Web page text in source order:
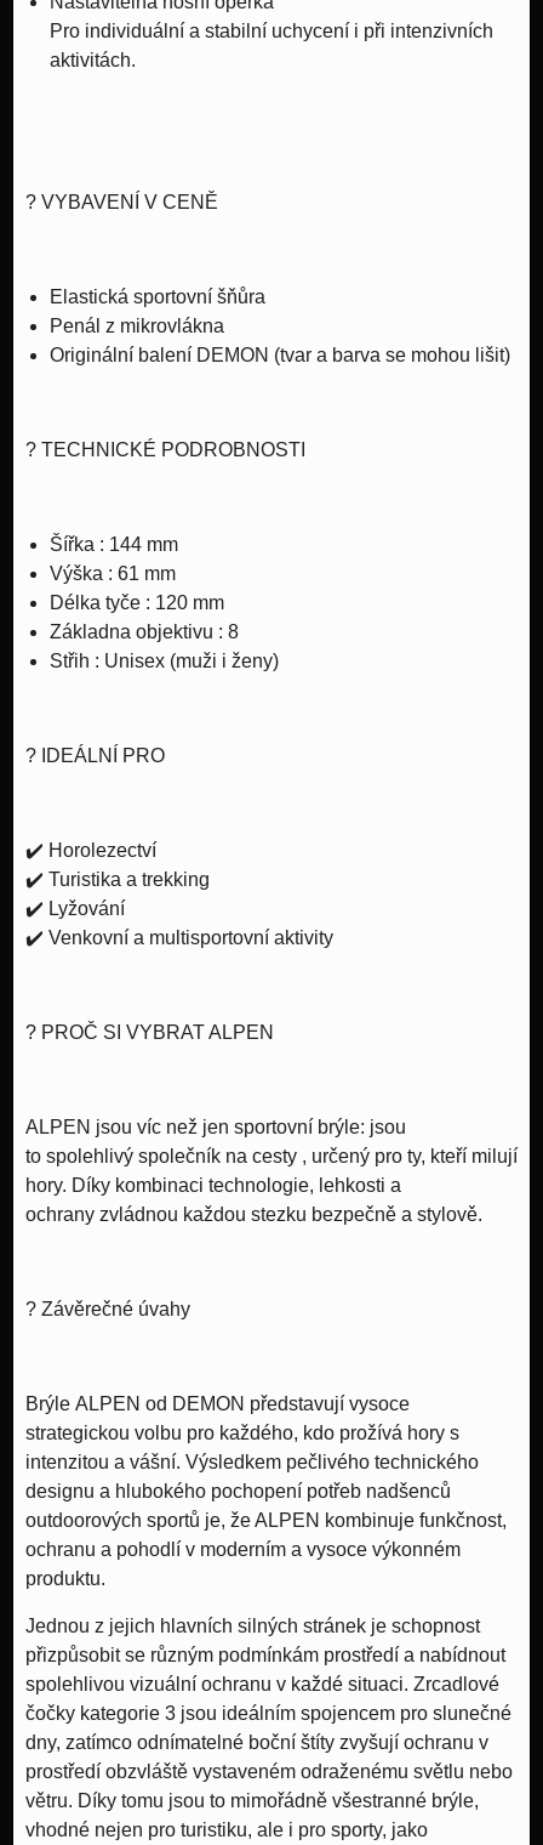
Pro individuální a stabilní uchycení i při intenzivních
aktivitách.
? VYBAVENÍ V CENĚ
Elastická sportovní šňůra
Penál z mikrovlákna
Originální balení DEMON (tvar a barva se mohou lišit)
? TECHNICKÉ PODROBNOSTI
Šířka : 144 mm
Výška : 61 mm
Délka tyče : 120 mm
Základna objektivu : 8
Střih : Unisex (muži i ženy)
?️ IDEÁLNÍ PRO
✔️ Horolezectví
✔️ Turistika a trekking
✔️ Lyžování
✔️ Venkovní a multisportovní aktivity
? PROČ SI VYBRAT ALPEN
ALPEN jsou víc než jen sportovní brýle: jsou
to spolehlivý společník na cesty , určený pro ty, kteří milují
hory. Díky kombinaci technologie, lehkosti a
ochrany zvládnou každou stezku bezpečně a stylově.
? Závěrečné úvahy
Brýle ALPEN od DEMON představují vysoce
strategickou volbu pro každého, kdo prožívá hory s
intenzitou a vášní. Výsledkem pečlivého technického
designu a hlubokého pochopení potřeb nadšenců
outdoorových sportů je, že ALPEN kombinuje funkčnost,
ochranu a pohodlí v moderním a vysoce výkonném
produktu.
Jednou z jejich hlavních silných stránek je schopnost
přizpůsobit se různým podmínkám prostředí a nabídnout
spolehlivou vizuální ochranu v každé situaci. Zrcadlové
čočky kategorie 3 jsou ideálním spojencem pro slunečné
dny, zatímco odnímatelné boční štíty zvyšují ochranu v
prostředí obzvláště vystaveném odraženému světlu nebo
větru. Díky tomu jsou to mimořádně všestranné brýle,
vhodné nejen pro turistiku, ale i pro sporty, jako